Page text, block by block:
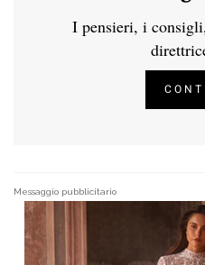
I pensieri, i
Messaggio pubblicitario